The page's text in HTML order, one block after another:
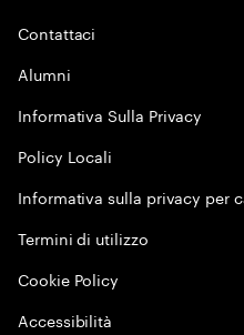
Contattaci
Alumni
Informativa Sulla Privacy
Policy Locali
Informativa sulla privacy per
Termini di utilizzo
Cookie Policy
Accessibilità